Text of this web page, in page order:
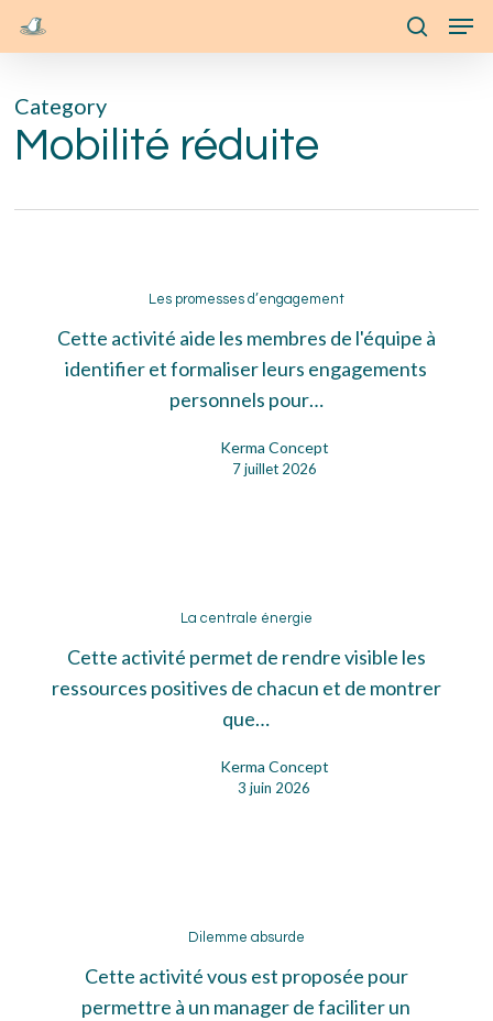
Skip
content
search
Category
Mobilité réduite
promesses
d’engagement
Les promesses d’engagement
Cette activité aide les membres de l'équipe à
identifier et formaliser leurs engagements
personnels pour…
Kerma Concept
7 juillet 2026
centrale
énergie
La centrale énergie
Cette activité permet de rendre visible les
ressources positives de chacun et de montrer
que…
Kerma Concept
3 juin 2026
absurde
Dilemme absurde
Cette activité vous est proposée pour
permettre à un manager de faciliter un
Menu